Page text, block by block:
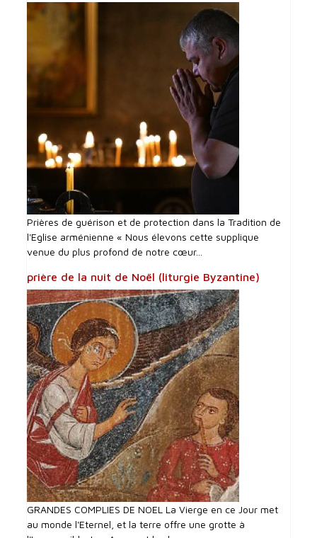
Prières de guérison et de protection dans la Tradition de
l'Eglise arménienne « Nous élevons cette supplique
venue du plus profond de notre cœur...
prière de la nuit de Noël (liturgie Byzantine)
GRANDES COMPLIES DE NOEL La Vierge en ce Jour met
au monde l'Eternel, et la terre offre une grotte à